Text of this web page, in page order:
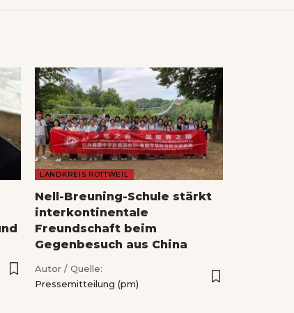
LANDKREIS ROTTWEIL
Nell-Breuning-Schule stärkt
interkontinentale
Freundschaft beim
Gegenbesuch aus China
Autor / Quelle:
Pressemitteilung (pm)